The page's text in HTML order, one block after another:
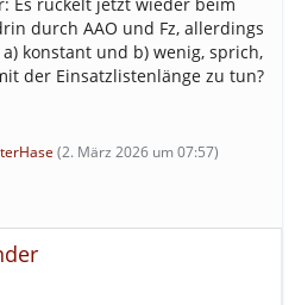
durch AAO und Fz, allerdings
konstant und b) wenig, sprich,
der Einsatzlistenlänge zu tun?
(2. März 2026 um 07:57)